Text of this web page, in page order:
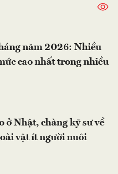
năm 2026: Nhiều
cao nhất trong nhiều
ở Nhật, chàng kỹ sư về
vật ít người nuôi